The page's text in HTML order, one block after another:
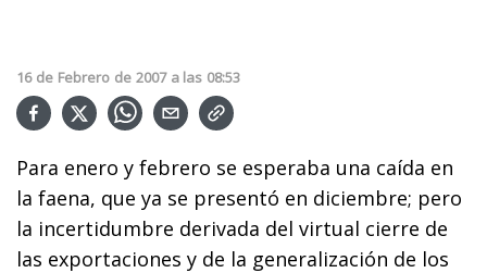
16 de Febrero de 2007 a las 08:53
Para enero y febrero se esperaba una caída en
la faena, que ya se presentó en diciembre; pero
la incertidumbre derivada del virtual cierre de
las exportaciones y de la generalización de los